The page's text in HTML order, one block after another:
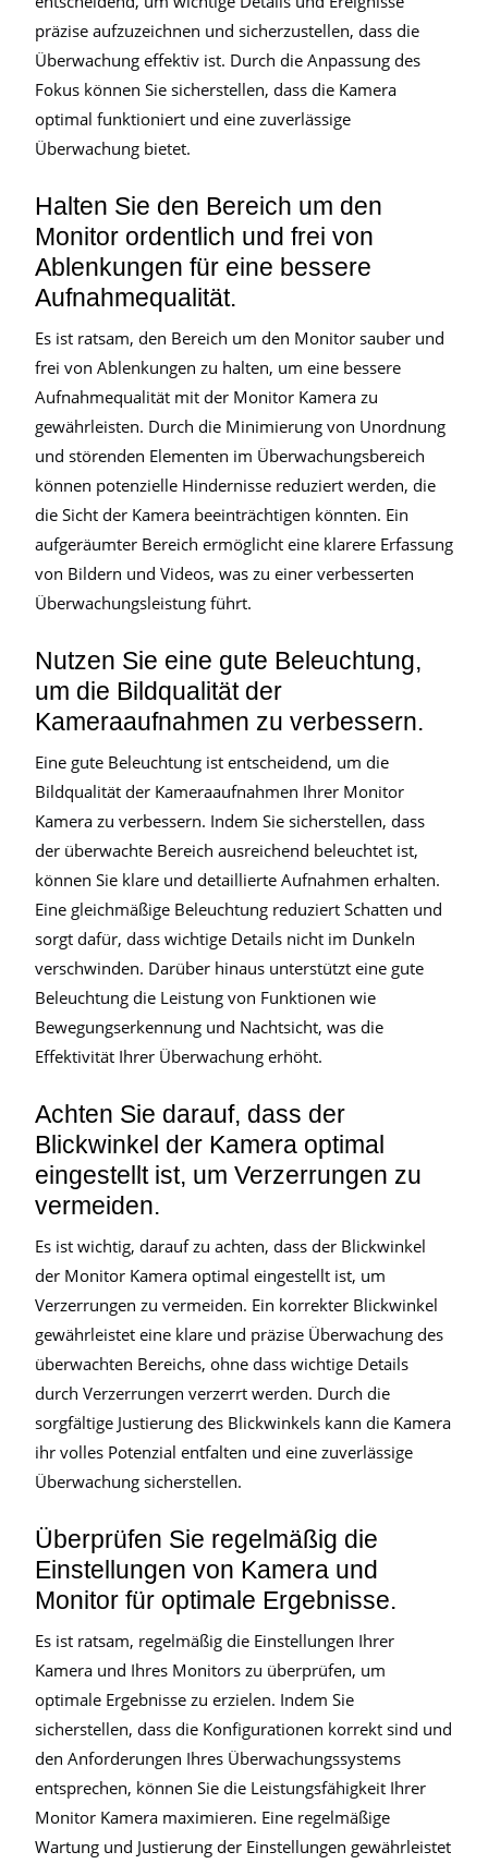
präzise aufzuzeichnen und sicherzustellen, dass die
Überwachung effektiv ist. Durch die Anpassung des
Fokus können Sie sicherstellen, dass die Kamera
optimal funktioniert und eine zuverlässige
Überwachung bietet.
Halten Sie den Bereich um den
Monitor ordentlich und frei von
Ablenkungen für eine bessere
Aufnahmequalität.
Es ist ratsam, den Bereich um den Monitor sauber und
frei von Ablenkungen zu halten, um eine bessere
Aufnahmequalität mit der Monitor Kamera zu
gewährleisten. Durch die Minimierung von Unordnung
und störenden Elementen im Überwachungsbereich
können potenzielle Hindernisse reduziert werden, die
die Sicht der Kamera beeinträchtigen könnten. Ein
aufgeräumter Bereich ermöglicht eine klarere Erfassung
von Bildern und Videos, was zu einer verbesserten
Überwachungsleistung führt.
Nutzen Sie eine gute Beleuchtung,
um die Bildqualität der
Kameraaufnahmen zu verbessern.
Eine gute Beleuchtung ist entscheidend, um die
Bildqualität der Kameraaufnahmen Ihrer Monitor
Kamera zu verbessern. Indem Sie sicherstellen, dass
der überwachte Bereich ausreichend beleuchtet ist,
können Sie klare und detaillierte Aufnahmen erhalten.
Eine gleichmäßige Beleuchtung reduziert Schatten und
sorgt dafür, dass wichtige Details nicht im Dunkeln
verschwinden. Darüber hinaus unterstützt eine gute
Beleuchtung die Leistung von Funktionen wie
Bewegungserkennung und Nachtsicht, was die
Effektivität Ihrer Überwachung erhöht.
Achten Sie darauf, dass der
Blickwinkel der Kamera optimal
eingestellt ist, um Verzerrungen zu
vermeiden.
Es ist wichtig, darauf zu achten, dass der Blickwinkel
der Monitor Kamera optimal eingestellt ist, um
Verzerrungen zu vermeiden. Ein korrekter Blickwinkel
gewährleistet eine klare und präzise Überwachung des
überwachten Bereichs, ohne dass wichtige Details
durch Verzerrungen verzerrt werden. Durch die
sorgfältige Justierung des Blickwinkels kann die Kamera
ihr volles Potenzial entfalten und eine zuverlässige
Überwachung sicherstellen.
Überprüfen Sie regelmäßig die
Einstellungen von Kamera und
Monitor für optimale Ergebnisse.
Es ist ratsam, regelmäßig die Einstellungen Ihrer
Kamera und Ihres Monitors zu überprüfen, um
optimale Ergebnisse zu erzielen. Indem Sie
sicherstellen, dass die Konfigurationen korrekt sind und
den Anforderungen Ihres Überwachungssystems
entsprechen, können Sie die Leistungsfähigkeit Ihrer
Monitor Kamera maximieren. Eine regelmäßige
Wartung und Justierung der Einstellungen gewährleistet